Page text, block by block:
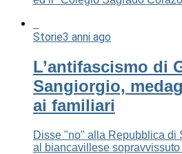
Storie3 anni ago
L’antifascismo di
Sangiorgio,
ai familiari
Disse "no" alla Repubblica di
al biancavillese